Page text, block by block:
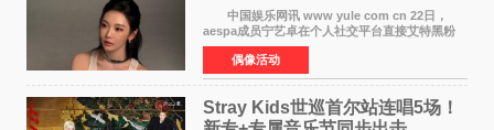
中国娱乐网讯 www yule com cn 22日，
aespa成员宁艺卓在个人社交平台直接艾特黑粉
账号，正面喊话回应长期以来的恶意攻击，引发
广泛关注。 宁艺卓在文中表示，自己早已注
意到部分网友持续
偶像活动
Stray Kids世巡首尔站连唱5场！